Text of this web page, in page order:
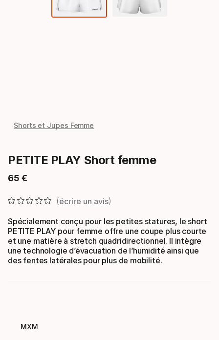
Shorts et Jupes Femme
PETITE PLAY Short femme
65 €
Prix final
écrire un avis
Spécialement conçu pour les petites statures, le short
PETITE PLAY pour femme offre une coupe plus courte
et une matière à stretch quadridirectionnel. Il intègre
une technologie d’évacuation de l’humidité ainsi que
des fentes latérales pour plus de mobilité.
MXM